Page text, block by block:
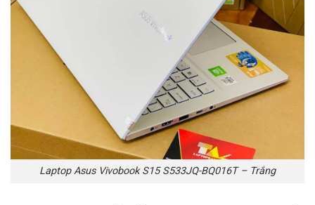
Laptop Asus Vivobook S15 S533JQ-BQ016T – Trắng